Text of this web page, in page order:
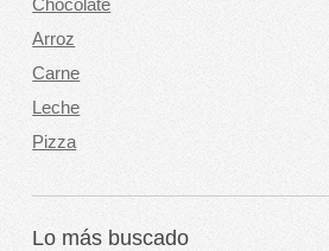
Chocolate
Arroz
Carne
Leche
Pizza
Lo más buscado